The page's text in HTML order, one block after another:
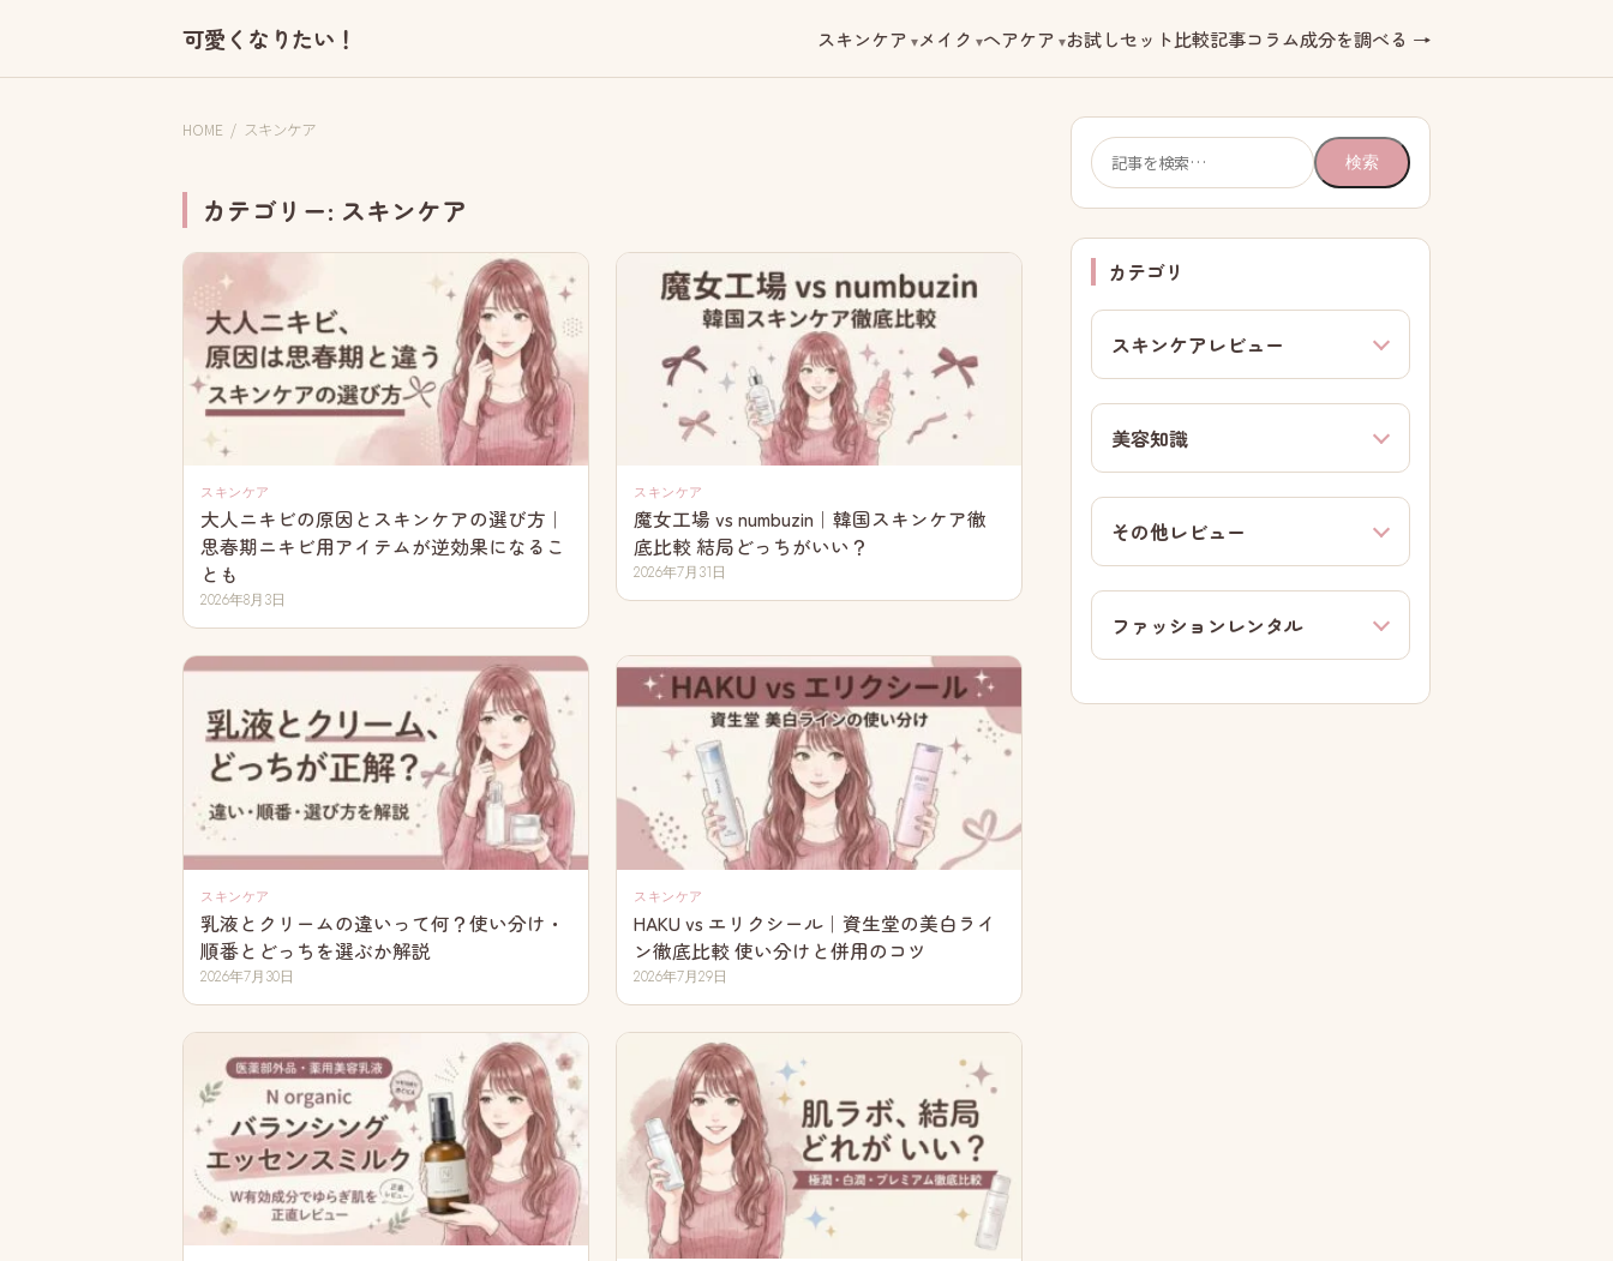
可愛くなりたい！ スキンケア メイク ヘアケア お試しセット比較記事コラム成分を調べる →
HOME / スキンケア
カテゴリー: スキンケア
スキンケア
大人ニキビの原因とスキンケアの選び方｜
思春期ニキビ用アイテムが逆効果になるこ
とも
2026年8月3日
スキンケア
魔女工場 vs numbuzin｜韓国スキンケア徹
底比較 結局どっちがいい？
2026年7月31日
スキンケア
乳液とクリームの違いって何？使い分け・
順番とどっちを選ぶか解説
2026年7月30日
スキンケア
HAKU vs エリクシール｜資生堂の美白ライ
ン徹底比較 使い分けと併用のコツ
2026年7月29日
検
索:
検索
カテゴリ
スキンケアレビュー
美容知識
その他レビュー
ファッションレンタル